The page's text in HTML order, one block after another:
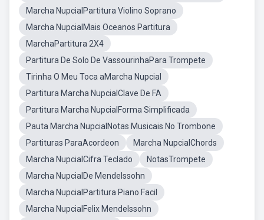
Marcha NupcialPartitura Violino Soprano
Marcha NupcialMais Oceanos Partitura
MarchaPartitura 2X4
Partitura De Solo De VassourinhaPara Trompete
Tirinha O Meu Toca aMarcha Nupcial
Partitura Marcha NupcialClave De FA
Partitura Marcha NupcialForma Simplificada
Pauta Marcha NupcialNotas Musicais No Trombone
Partituras ParaAcordeon
Marcha NupcialChords
Marcha NupcialCifra Teclado
NotasTrompete
Marcha NupcialDe Mendelssohn
Marcha NupcialPartitura Piano Facil
Marcha NupcialFelix Mendelssohn